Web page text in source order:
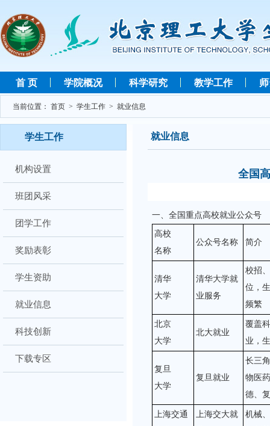
首 页 学院概况 科学研究 教学工作
当前位置： 首页 > 学生工作 > 就业信息
学生工作
机构设置
班团风采
团学工作
奖励表彰
学生资助
就业信息
科技创新
下载专区
就业信息
全国
一、全国重点高校就业公众号
高校
名称
公众号名称 简介
清华
大学
清华大学就
业服务
校招
位，
频繁
北京
大学
北大就业
覆盖
业，
复旦
大学
复旦就业
长三
物医
德、
上海交通
上海交大就
机械